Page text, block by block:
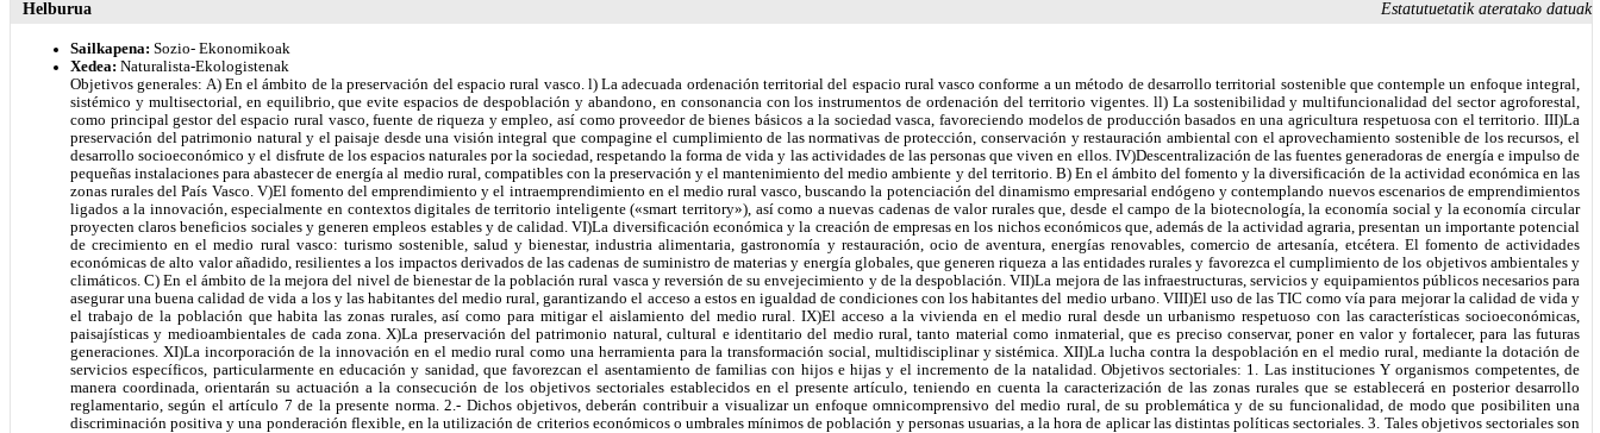
Helburua Estatutuetatik ateratako datuak
Sailkapena: Sozio- Ekonomikoak
Xedea: Naturalista-Ekologistenak
Objetivos generales: A) En el ámbito de la preservación del espacio rural vasco. l) La adecuada ordenación territorial del espacio rural vasco conforme a un método de desarrollo territorial sostenible que contemple un enfoque integral, sistémico y multisectorial, en equilibrio, que evite espacios de despoblación y abandono, en consonancia con los instrumentos de ordenación del territorio vigentes. ll) La sostenibilidad y multifuncionalidad del sector agroforestal, como principal gestor del espacio rural vasco, fuente de riqueza y empleo, así como proveedor de bienes básicos a la sociedad vasca, favoreciendo modelos de producción basados en una agricultura respetuosa con el territorio. III)La preservación del patrimonio natural y el paisaje desde una visión integral que compagine el cumplimiento de las normativas de protección, conservación y restauración ambiental con el aprovechamiento sostenible de los recursos, el desarrollo socioeconómico y el disfrute de los espacios naturales por la sociedad, respetando la forma de vida y las actividades de las personas que viven en ellos. IV)Descentralización de las fuentes generadoras de energía e impulso de pequeñas instalaciones para abastecer de energía al medio rural, compatibles con la preservación y el mantenimiento del medio ambiente y del territorio. B) En el ámbito del fomento y la diversificación de la actividad económica en las zonas rurales del País Vasco. V)El fomento del emprendimiento y el intraemprendimiento en el medio rural vasco, buscando la potenciación del dinamismo empresarial endógeno y contemplando nuevos escenarios de emprendimientos ligados a la innovación, especialmente en contextos digitales de territorio inteligente («smart territory»), así como a nuevas cadenas de valor rurales que, desde el campo de la biotecnología, la economía social y la economía circular proyecten claros beneficios sociales y generen empleos estables y de calidad. VI)La diversificación económica y la creación de empresas en los nichos económicos que, además de la actividad agraria, presentan un importante potencial de crecimiento en el medio rural vasco: turismo sostenible, salud y bienestar, industria alimentaria, gastronomía y restauración, ocio de aventura, energías renovables, comercio de artesanía, etcétera. El fomento de actividades económicas de alto valor añadido, resilientes a los impactos derivados de las cadenas de suministro de materias y energía globales, que generen riqueza a las entidades rurales y favorezca el cumplimiento de los objetivos ambientales y climáticos. C) En el ámbito de la mejora del nivel de bienestar de la población rural vasca y reversión de su envejecimiento y de la despoblación. VII)La mejora de las infraestructuras, servicios y equipamientos públicos necesarios para asegurar una buena calidad de vida a los y las habitantes del medio rural, garantizando el acceso a estos en igualdad de condiciones con los habitantes del medio urbano. VIII)El uso de las TIC como vía para mejorar la calidad de vida y el trabajo de la población que habita las zonas rurales, así como para mitigar el aislamiento del medio rural. IX)El acceso a la vivienda en el medio rural desde un urbanismo respetuoso con las características socioeconómicas, paisajísticas y medioambientales de cada zona. X)La preservación del patrimonio natural, cultural e identitario del medio rural, tanto material como inmaterial, que es preciso conservar, poner en valor y fortalecer, para las futuras generaciones. XI)La incorporación de la innovación en el medio rural como una herramienta para la transformación social, multidisciplinar y sistémica. XII)La lucha contra la despoblación en el medio rural, mediante la dotación de servicios específicos, particularmente en educación y sanidad, que favorezcan el asentamiento de familias con hijos e hijas y el incremento de la natalidad. Objetivos sectoriales: 1. Las instituciones Y organismos competentes, de manera coordinada, orientarán su actuación a la consecución de los objetivos sectoriales establecidos en el presente artículo, teniendo en cuenta la caracterización de las zonas rurales que se establecerá en posterior desarrollo reglamentario, según el artículo 7 de la presente norma. 2.- Dichos objetivos, deberán contribuir a visualizar un enfoque omnicomprensivo del medio rural, de su problemática y de su funcionalidad, de modo que posibiliten una discriminación positiva y una ponderación flexible, en la utilización de criterios económicos o umbrales mínimos de población y personas usuarias, a la hora de aplicar las distintas políticas sectoriales. 3. Tales objetivos sectoriales son los siguientes: En materia de ordenación del territorio. Propiciar que los procesos de aprobación o revisión de las Directrices de Ordenación del Territorio (DOT), de los planes territoriales parciales (PTP) y sectoriales (PTS), así como de los planes generales de ordenación urbana (PGOU), contribuyan a la preservación del espacio rural y a valorar en su redacción las necesidades y estrategias recogidas en los programas de desarrollo territorial (PDT) previstos en el artículo 9. Desarrollar y aplicar los instrumentos de defensa del suelo agrario previstos en el Plan Territorial Sectorial Agroforestal y en la normativa derivada del título ll de la Ley 17/2008, de 23 de diciembre, de Política Agraria y Alimentaria, como elementos básicos para evitar el abandono y la artificialización del suelo agrario, preservando la función que cumple como proveedor de alimentos. III) Señalar y consensuar en el ámbito de la Comisión de Ordenación del Territorio del País Vasco todos aquellos criterios que cualquier tipo de instrumento de ordenación deberá contemplar en materia de conservación del espacio rural. B)En materia de agricultura, silvicultura y alimentación. Potenciar la competitividad del sector agrario, estimulando la diferenciación de los productos por la calidad, sostenibilidad medioambiental y seguridad alimentaria, promoviendo la producción natural y ecológica, fomentando la vertebración sectorial a través del asociacionismo y el cooperativismo, y una promoción comercial que optimice su productividad y los costes de producción, con especial atención a las actuaciones de desarrollo endógeno y a la promoción en los mercados más próximos. Se dedicará una atención prioritaria a las explotaciones familiares, especialmente cuando su titular sea una mujer o una persona joven agricultora. Impulsar una gestión forestal sostenible y equilibrada, fomentando los bosques autóctonos y nuevos nichos de oportunidad que complementen la actividad tradicional, manteniendo y generando empleos seguros, estables y de calidad, y estableciendo medios para ello. III) De manera coordinada con el Plan Estratégico Gastronómico y Alimentario de Euskadi, potenciar el desarrollo de la industria agroalimentaria, en especial de la tractora del sector primario, y los procesos de integración vertical en la cadena de valor alimentaria, concediendo mayor peso en ella a las personas productoras, como vehículos para la revalorización del patrimonio gastronómico y la generación de mayor valor añadido. Apoyar el sostenimiento de la renta agraria, optimizando y gestionando adecuadamente los recursos financieros de la PAC. V) Potenciar el relevo generacional en el sector, la agricultura familiar y el papel de las agricultoras, con el fin de garantizar el cumplimiento de lo establecido en la Ley 8/2015, de 15 de octubre, del Estatuto de las Mujeres Agricultoras. Propiciar y supervisar que el sector primario perciba unos precios por encima de los cos- tes de producción de sus productos, tal y como se establece en la normativa estatal (Ley de Cadena Alimentaria) y europea, con el fin de mantener un sector viable y competitivo. VII)Mantenimiento e impulso del patrimonio agroecológico vasco. VIII)Promover la venta directa de los productos del sector primario a la persona consumidora final fomentando canales de distribución y comercialización. Apoyar y contribuir al desarrollo de la estrategia De la Granja a la Mesa de la Unión Europea. x) Fomentar pliegos de contratación pública responsable, con el objetivo de priorizar criterios sociales y medioambientales. c) En materia de conservación del patrimonio natural y medio ambiente. Contribuir al mantenimiento y restauración de los ecosistemas y sus servicios, en especial los espacios y hábitats de la Red Natura 2000, así como los paisajes catalogados en los planes de acción que se pongan en marcha, compatibilizando los planes e instrumentos de gestión con el mantenimiento de las actividades silvoganaderas económicas tradicionales, y el desarrollo de nuevas actividades económicas compatibles con la conservación y el disfrute de esos espacios por la ciudadanía vasca. Aprovecharlasoportunidades externalidades que generan los espacios naturales protegidos, la Red Natura 2000 en particular, para diversificar y potenciar la actividad económica de las zonas rurales. III) Apoyar el desarrollo de la Estrategia de Biodiversidad de Euskadi 2030 y de la Estrategia sobre Biodiversidad 2030 de la Unión Europea. Coadyuvar a la protección del medio ambiente, previniendo su deterioro y propiciando su restauración donde haya sido dañado, mediante una gestión sostenible del agua, del suelo fértil, de la biomasa, de la biodiversidad y del paisaje, buscando el equilibrio entre las actividades humanas y la conservación del territorio. v) Alinear los objetivos de la CAPV en materia de cambio climático con los objetivos climáticos de la Unión Europea. VI) Fomentar medidas sostenibles que contribuyan a potenciar los servicios ecosistémicos y otras externalidades medioambientales positivas derivadas de la actividad agroforestal, y favorecer su reconocimiento social. D) En materia de diversificación del tejido económico del medio rural y la creación de empleo. Promover y apoyar la creación de empleo estable y de calidad que facilite la igualdad de oportunidades de la población rural,